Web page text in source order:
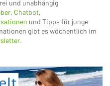
und unabhängig
, Chatbot,
und Tipps für junge
gibt es wöchentlich im
.